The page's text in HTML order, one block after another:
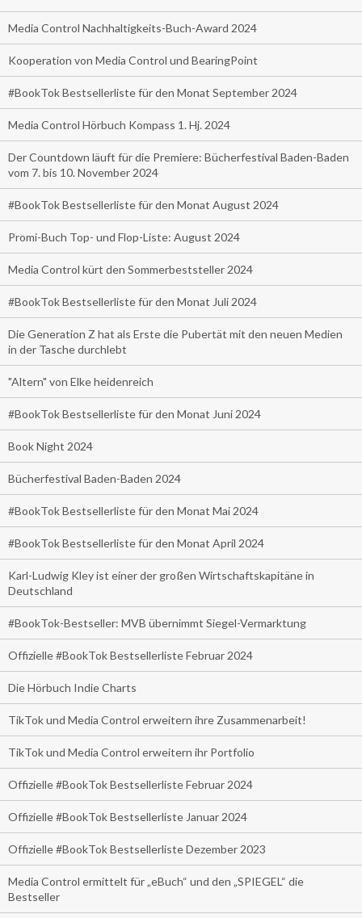
Media Control Nachhaltigkeits-Buch-Award 2024
Kooperation von Media Control und BearingPoint
#BookTok Bestsellerliste für den Monat September 2024
Media Control Hörbuch Kompass 1. Hj. 2024
Der Countdown läuft für die Premiere: Bücherfestival Baden-Baden
vom 7. bis 10. November 2024
#BookTok Bestsellerliste für den Monat August 2024
Promi-Buch Top- und Flop-Liste: August 2024
Media Control kürt den Sommerbeststeller 2024
#BookTok Bestsellerliste für den Monat Juli 2024
Die Generation Z hat als Erste die Pubertät mit den neuen Medien
in der Tasche durchlebt
"Altern" von Elke heidenreich
#BookTok Bestsellerliste für den Monat Juni 2024
Book Night 2024
Bücherfestival Baden-Baden 2024
#BookTok Bestsellerliste für den Monat Mai 2024
#BookTok Bestsellerliste für den Monat April 2024
Karl-Ludwig Kley ist einer der großen Wirtschaftskapitäne in
Deutschland
#BookTok-Bestseller: MVB übernimmt Siegel-Vermarktung
Offizielle #BookTok Bestsellerliste Februar 2024
Die Hörbuch Indie Charts
TikTok und Media Control erweitern ihre Zusammenarbeit!
TikTok und Media Control erweitern ihr Portfolio
Offizielle #BookTok Bestsellerliste Februar 2024
Offizielle #BookTok Bestsellerliste Januar 2024
Offizielle #BookTok Bestsellerliste Dezember 2023
Media Control ermittelt für „eBuch“ und den „SPIEGEL“ die
Bestseller